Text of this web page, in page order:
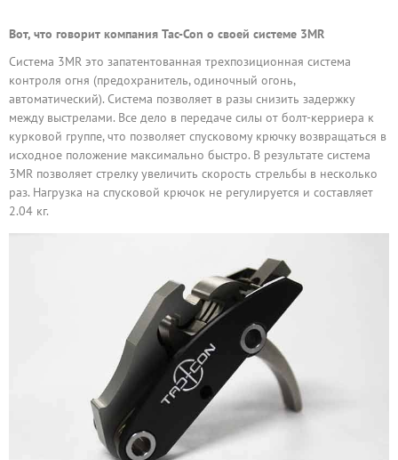
Вот, что говорит компания Tac-Con о своей системе 3MR
Система 3MR это запатентованная трехпозиционная система
контроля огня (предохранитель, одиночный огонь,
автоматический). Система позволяет в разы снизить задержку
между выстрелами. Все дело в передаче силы от болт-керриера к
курковой группе, что позволяет спусковому крючку возвращаться в
исходное положение максимально быстро. В результате система
3MR позволяет стрелку увеличить скорость стрельбы в несколько
раз. Нагрузка на спусковой крючок не регулируется и составляет
2.04 кг.